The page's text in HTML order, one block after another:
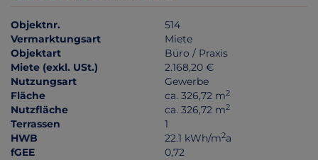
Objektnr.
514
Vermarktungsart
Miete
Objektart
Büro / Praxis
Miete (exkl. USt.)
2.168,20 €
Nutzungsart
Gewerbe
Fläche
ca. 326,72 m2
Nutzfläche ca. 326,72 m2
Terrassen
1
HWB
22.1 kWh/m2a
fGEE
0,72